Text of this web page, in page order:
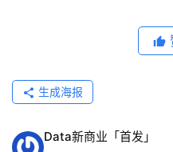
生成海报
Data新商业「首发」